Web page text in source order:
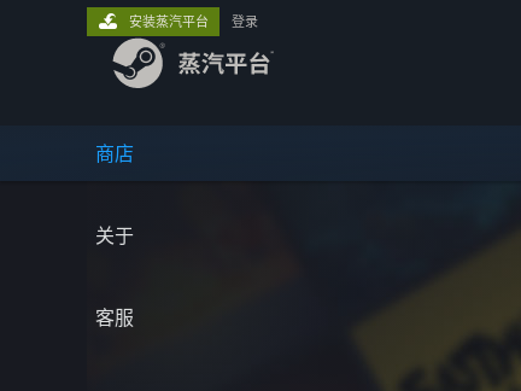
商店
关于
客服
安装蒸汽平台 登录